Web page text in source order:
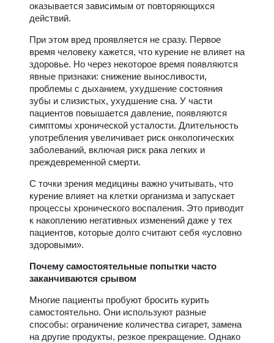
оказывается зависимым от повторяющихся
действий.
При этом вред проявляется не сразу. Первое
время человеку кажется, что курение не влияет на
здоровье. Но через некоторое время появляются
явные признаки: снижение выносливости,
проблемы с дыханием, ухудшение состояния
зубы и слизистых, ухудшение сна. У части
пациентов повышается давление, появляются
симптомы хронической усталости. Длительность
употребления увеличивает риск онкологических
заболеваний, включая риск рака легких и
преждевременной смерти.
С точки зрения медицины важно учитывать, что
курение влияет на клетки организма и запускает
процессы хронического воспаления. Это приводит
к накоплению негативных изменений даже у тех
пациентов, которые долго считают себя «условно
здоровыми».
Почему самостоятельные попытки часто
заканчиваются срывом
Многие пациенты пробуют бросить курить
самостоятельно. Они используют разные
способы: ограничение количества сигарет, замена
на другие продукты, резкое прекращение. Однако